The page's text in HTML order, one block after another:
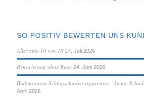
SO POSITIV BEWERTEN UNS
Alles eine 10 von 10 27. Juli 2026
Renovierung ohne Reue 24. Juni 2026
Badewannen-Schlagschaden reparieren – kleine
April 2026